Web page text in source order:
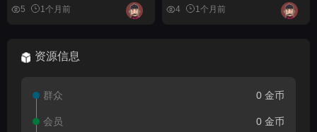
5 1个月前 4 1个月前
资源信息
群众 0 金币
会员 0 金币